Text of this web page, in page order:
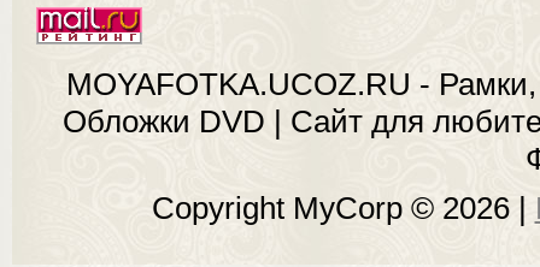
MOYAFOTKA.UCOZ.RU -
Обложки DVD | Сайт для
Copyright MyCorp © 2026 |